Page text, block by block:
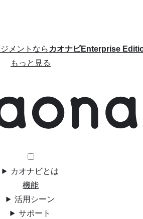
メントならカオナビEnterprise
もっと見る
カオナビとは
機能
活用シーン
サポート